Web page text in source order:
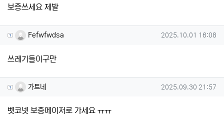
보증쓰세요 제발
Fefwfwdsa님의 댓글
Fefwfwdsa 작성일
2025.10.01 16:08
쓰레기들이구만
가트네님의 댓글
가트네 작성일
2025.09.30 21:57
벳코넷 보증메이저로 가세요 ㅠㅠ